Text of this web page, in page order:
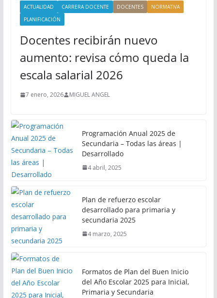
ACTUALIDAD CARRERA DOCENTE DOCENTES
NORMATIVA
PLANIFICACIÓN
Docentes recibirán nuevo
aumento: revisa cómo queda la
escala salarial 2026
7 enero, 2026 MIGUEL ANGEL
Programación Anual 2025 de
Secundaria – Todas las áreas |
Desarrollado
4 abril, 2025
Plan de refuerzo escolar
desarrollado para primaria y
secundaria 2025
4 marzo, 2025
Formatos de Plan del Buen Inicio
del Año Escolar 2025 para Inicial,
Primaria y Secundaria